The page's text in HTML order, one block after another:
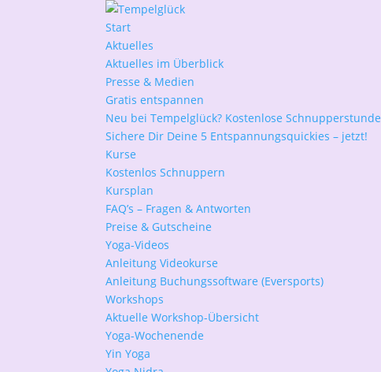
Start
Aktuelles
Aktuelles im Überblick
Presse & Medien
Gratis entspannen
Neu bei Tempelglück? Kostenlose Schnupperstunde
Sichere Dir Deine 5 Entspannungsquickies – jetzt!
Kurse
Kostenlos Schnuppern
Kursplan
FAQ’s – Fragen & Antworten
Preise & Gutscheine
Yoga-Videos
Anleitung Videokurse
Anleitung Buchungssoftware (Eversports)
Workshops
Aktuelle Workshop-Übersicht
Yoga-Wochenende
Yin Yoga